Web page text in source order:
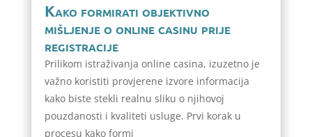
Kako formirati objektivno
mišljenje o online casinu prije
registracije
Prilikom istraživanja online casina, izuzetno je
važno koristiti provjerene izvore informacija
kako biste stekli realnu sliku o njihovoj
pouzdanosti i kvaliteti usluge. Prvi korak u
procesu kako formi